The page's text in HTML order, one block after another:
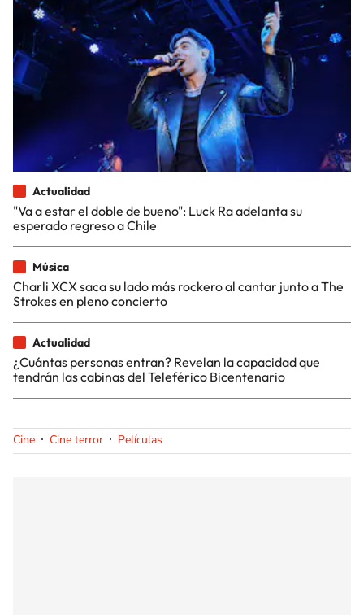
Actualidad
"Va a estar el doble de bueno": Luck Ra adelanta su
esperado regreso a Chile
Música
Charli XCX saca su lado más rockero al cantar junto a The
Strokes en pleno concierto
Actualidad
¿Cuántas personas entran? Revelan la capacidad que
tendrán las cabinas del Teleférico Bicentenario
Cine Cine terror Películas